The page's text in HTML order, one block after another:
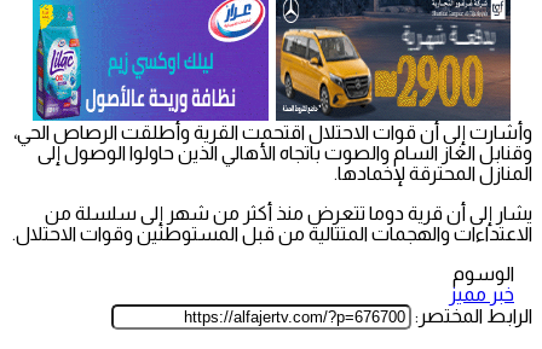
وأشارت إلى أن قوات الاحتلال اقتحمت القرية وأطلقت الرصاص الحي،
وقنابل الغاز السام والصوت باتجاه الأهالي الذين حاولوا الوصول إلى
المنازل المحترقة لإخمادها.
يشار إلى أن قرية دوما تتعرض منذ أكثر من شهر إلى سلسلة من
الاعتداءات والهجمات المتتالية من قبل المستوطنين وقوات الاحتلال.
الوسوم
خبر مميز
الرابط المختصر: